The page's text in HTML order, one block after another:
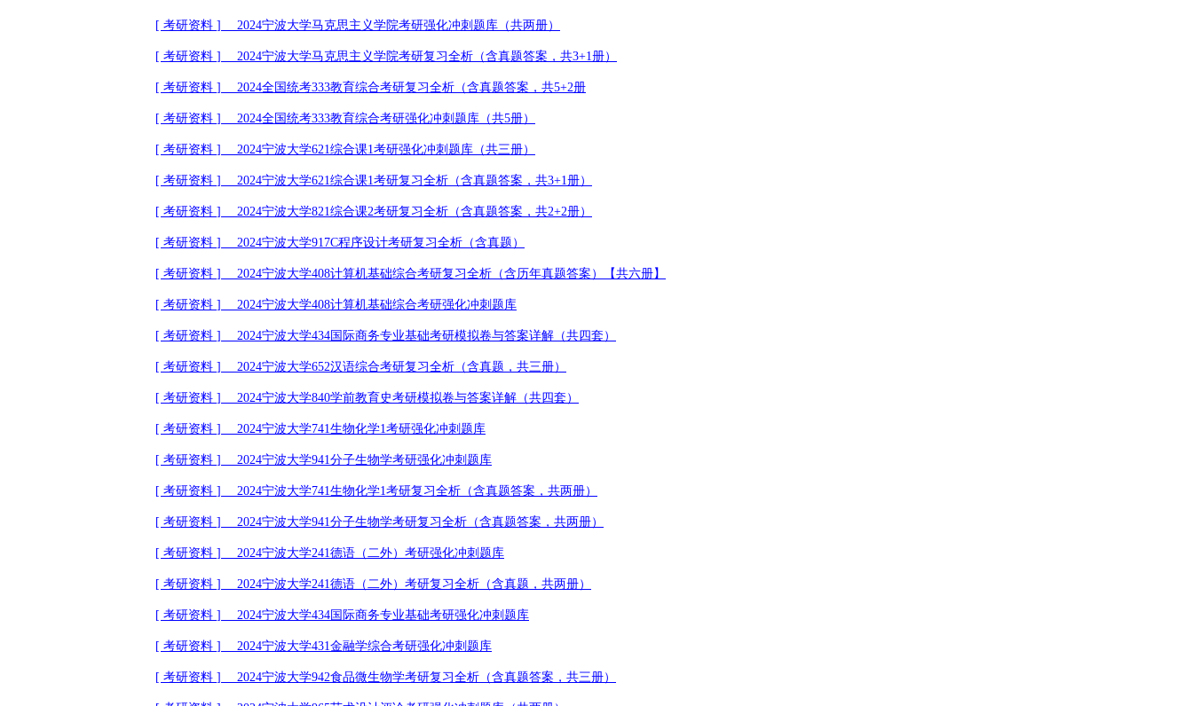
[ 考研资料 ] 2024宁波大学马克思主义学院考研强化冲刺题库（共两册）
[ 考研资料 ] 2024宁波大学马克思主义学院考研复习全析（含真题答案，共3+1册）
[ 考研资料 ] 2024全国统考333教育综合考研复习全析（含真题答案，共5+2册
[ 考研资料 ] 2024全国统考333教育综合考研强化冲刺题库（共5册）
[ 考研资料 ] 2024宁波大学621综合课1考研强化冲刺题库（共三册）
[ 考研资料 ] 2024宁波大学621综合课1考研复习全析（含真题答案，共3+1册）
[ 考研资料 ] 2024宁波大学821综合课2考研复习全析（含真题答案，共2+2册）
[ 考研资料 ] 2024宁波大学917C程序设计考研复习全析（含真题）
[ 考研资料 ] 2024宁波大学408计算机基础综合考研复习全析（含历年真题答案）【共六册】
[ 考研资料 ] 2024宁波大学408计算机基础综合考研强化冲刺题库
[ 考研资料 ] 2024宁波大学434国际商务专业基础考研模拟卷与答案详解（共四套）
[ 考研资料 ] 2024宁波大学652汉语综合考研复习全析（含真题，共三册）
[ 考研资料 ] 2024宁波大学840学前教育史考研模拟卷与答案详解（共四套）
[ 考研资料 ] 2024宁波大学741生物化学1考研强化冲刺题库
[ 考研资料 ] 2024宁波大学941分子生物学考研强化冲刺题库
[ 考研资料 ] 2024宁波大学741生物化学1考研复习全析（含真题答案，共两册）
[ 考研资料 ] 2024宁波大学941分子生物学考研复习全析（含真题答案，共两册）
[ 考研资料 ] 2024宁波大学241德语（二外）考研强化冲刺题库
[ 考研资料 ] 2024宁波大学241德语（二外）考研复习全析（含真题，共两册）
[ 考研资料 ] 2024宁波大学434国际商务专业基础考研强化冲刺题库
[ 考研资料 ] 2024宁波大学431金融学综合考研强化冲刺题库
[ 考研资料 ] 2024宁波大学942食品微生物学考研复习全析（含真题答案，共三册）